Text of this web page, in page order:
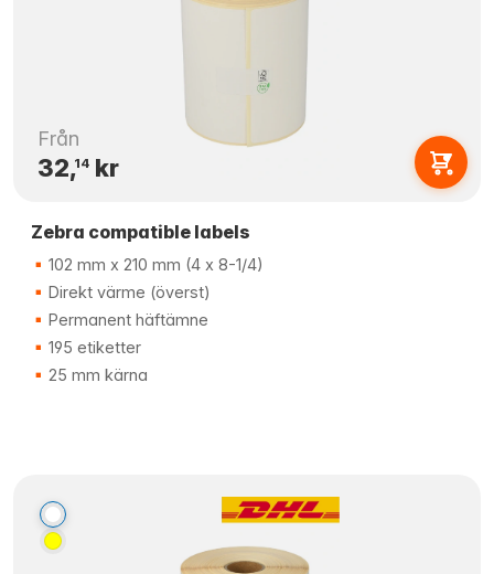
Från
32,14kr
Zebra compatible labels
102 mm x 210 mm (4 x 8-1/4)
Direkt värme (överst)
Permanent häftämne
195 etiketter
25 mm kärna